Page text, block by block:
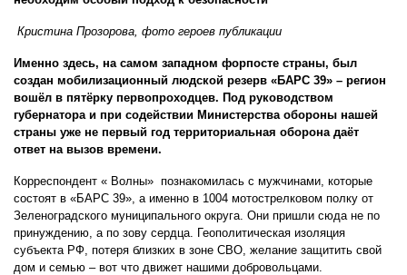
Кристина Прозорова, фото героев публикации
Именно здесь, на самом западном форпосте страны, был
создан мобилизационный людской резерв «БАРС 39» – регион
вошёл в пятёрку первопроходцев. Под руководством
губернатора и при содействии Министерства обороны нашей
страны уже не первый год территориальная оборона даёт
ответ на вызов времени.
Корреспондент « Волны» познакомилась с мужчинами, которые
состоят в «БАРС 39», а именно в 1004 мотострелковом полку от
Зеленоградского муниципального округа. Они пришли сюда не по
принуждению, а по зову сердца. Геополитическая изоляция
субъекта РФ, потеря близких в зоне СВО, желание защитить свой
дом и семью – вот что движет нашими добровольцами.